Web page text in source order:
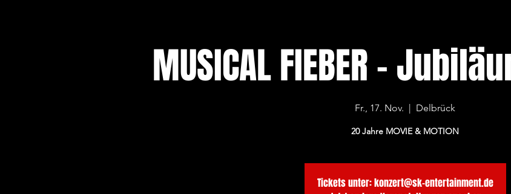
MUSICAL FIEBER -
Fr., 17. Nov.
  |
Delbrück
20 Jahre MOVIE & MOTION
Tickets unter: konzert@sk-entertainment.de